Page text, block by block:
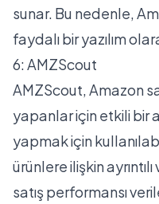
sunar. Bu nedenle,
faydalı bir yazılım
6: AMZScout
AMZScout, Amazon
yapanlar için etkili bir
yapmak için
ürünlere ilişkin
satış performansı